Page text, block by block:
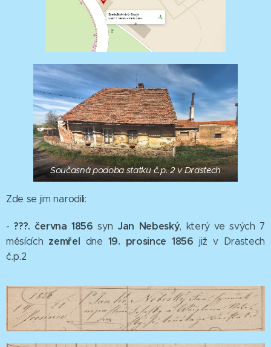
Současná podoba statku č.p. 2 v Drastech
Zde se jim narodili:
-???. června 1856 syn Jan Nebeský, který ve svých 7
měsících zemřel dne 19. prosince 1856 již v Drastech
č.p.2